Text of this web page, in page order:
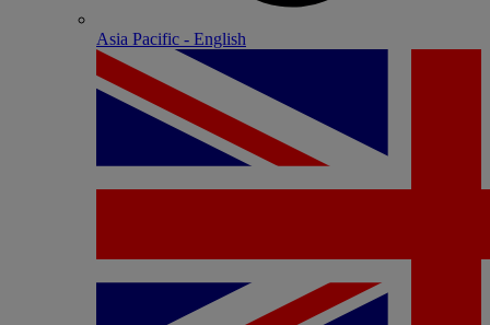
Asia Pacific - English